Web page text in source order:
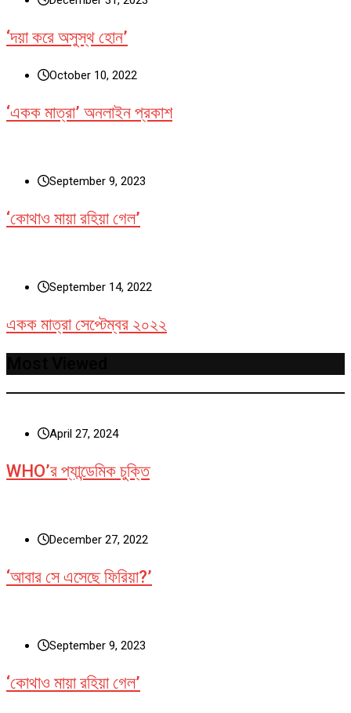
‘দয়া করে অসুস্থ হোন’
October 10, 2022
‘একক মাত্রা’ অনলাইন প্রকাশ
September 9, 2023
‘কোথাও মায়া রহিয়া গেল’
September 14, 2022
একক মাত্রা সেপ্টেম্বর ২০২২
April 27, 2024
WHO’র প্যান্ডেমিক চুক্তি
December 27, 2022
‘আবার সে এসেছে ফিরিয়া?’
September 9, 2023
‘কোথাও মায়া রহিয়া গেল’